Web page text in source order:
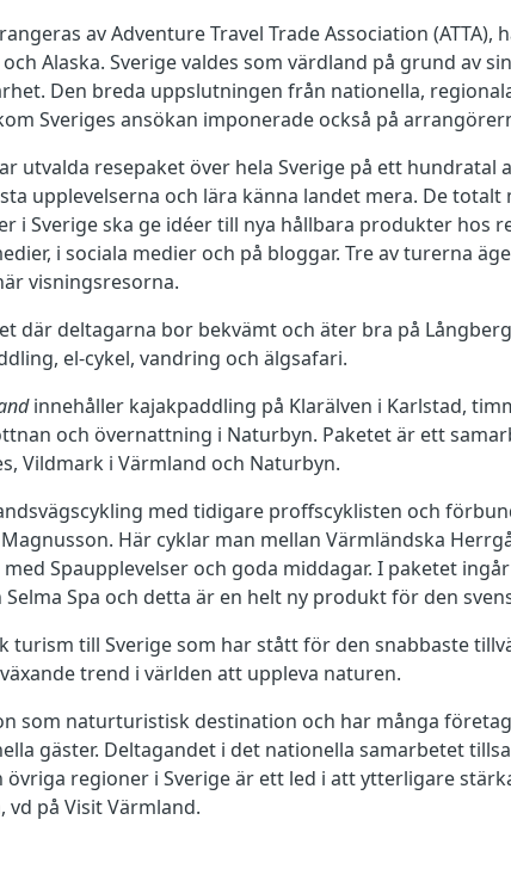
av Adventure Travel Trade Association (ATTA),
Alaska. Sverige valdes som värdland på grund av
Den breda uppslutningen från nationella,
Sveriges ansökan imponerade också på
utvalda resepaket över hela Sverige på ett hundratal
upplevelserna och lära känna landet mera. De totalt
i Sverige ska ge idéer till nya hållbara produkter hos
i sociala medier och på bloggar. Tre av turerna
visningsresorna.
där deltagarna bor bekvämt och äter bra på
el-cykel, vandring och älgsafari.
innehåller kajakpaddling på Klarälven i Karlstad,
och övernattning i Naturbyn. Paketet är ett
Vildmark i Värmland och Naturbyn.
med tidigare proffscyklisten och
Här cyklar man mellan Värmländska
Spaupplevelser och goda middagar. I paketet
Spa och detta är en helt ny produkt för den
turism till Sverige som har stått för den snabbaste
trend i världen att uppleva naturen.
som naturturistisk destination och har många
gäster. Deltagandet i det nationella samarbetet
övriga regioner i Sverige är ett led i att ytterligare
vd på Visit Värmland.